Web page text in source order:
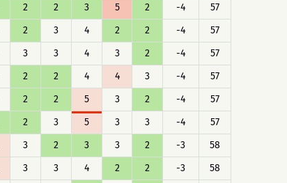
2 2 3 5 2 -4
57
2 3 4 2 2 -4
57
3 3 4 3 2 -4
57
2 2 4 4 3 -4
57
2 2 5 3 2 -4
57
2 3 5 3 3 -4
57
3 2 3 3 2 -3
58
3 3 4 2 2 -3
58